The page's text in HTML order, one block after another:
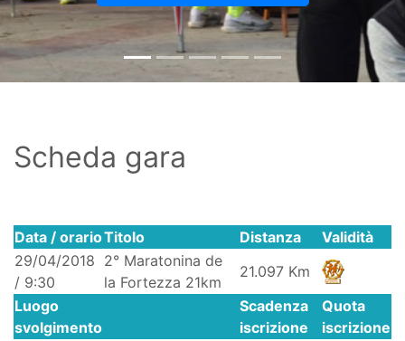
Scheda gara
Data / orarioTitolo Distanza
Validità
29/04/2018
/ 9:30
2° Maratonina de
la Fortezza 21km
21.097 Km
Luogo
svolgimento
Scadenza
iscrizione
Quota
iscrizione